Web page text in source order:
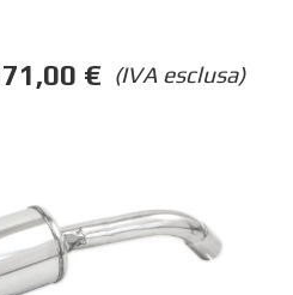
(IVA esclusa)
€